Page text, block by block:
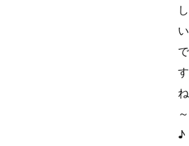
し
い
で
す
ね
～
♪